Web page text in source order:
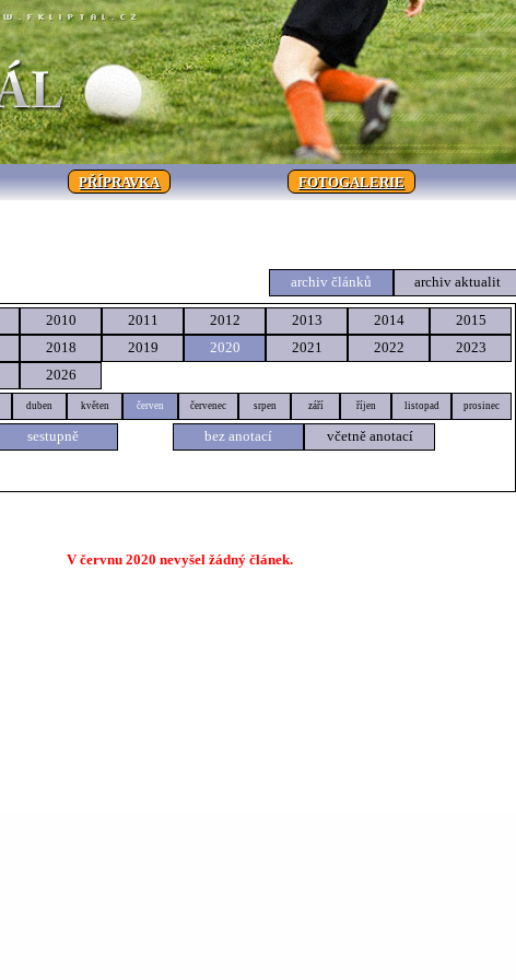
PŘÍPRAVKA FOTOGALERIE
archiv článků archiv aktualit
2010 2011 2012 2013 2014
2015
2018 2019 2020 2021 2022
2023
2026
duben květen červen červenec srpen září říjen listopad prosinec
sestupně bez anotací včetně anotací
V červnu 2020 nevyšel žádný článek.